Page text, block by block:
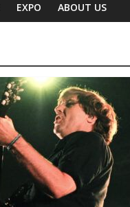
EXPO ABOUT US